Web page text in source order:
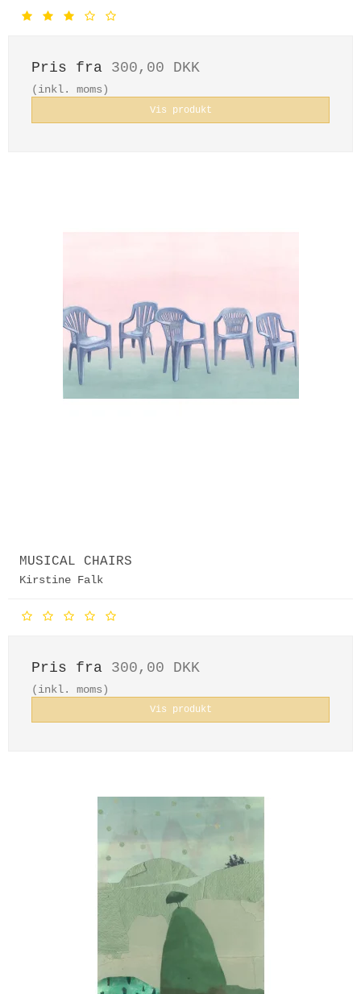
Pris fra 300,00 DKK
(inkl. moms)
Vis produkt
MUSICAL CHAIRS
Kirstine Falk
Pris fra 300,00 DKK
(inkl. moms)
Vis produkt